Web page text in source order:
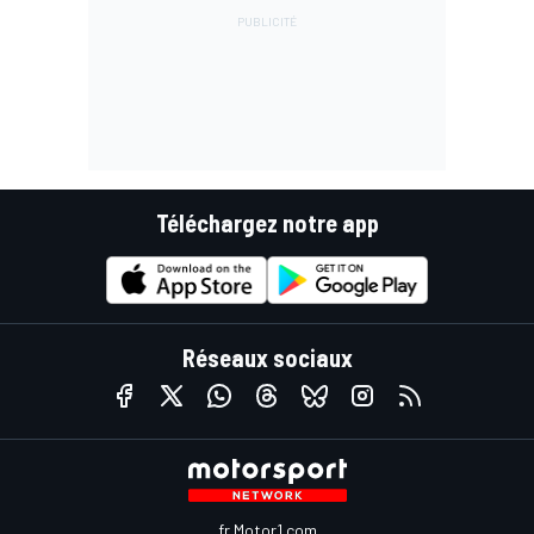
Téléchargez notre app
Réseaux sociaux
fr.Motor1.com